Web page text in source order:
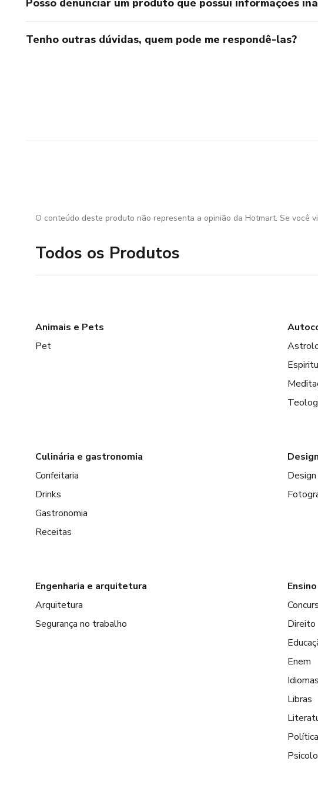
Tenho outras dúvidas, quem pode me respondê-las?
O conteúdo deste produto não representa a opinião da Hotmart. Se você
Todos os Produtos
Animais e Pets
Pet
Culinária e gastronomia
Confeitaria
Drinks
Gastronomia
Receitas
Design
Engenharia e arquitetura
Arquitetura
Segurança no trabalho
Direito
Enem
Idiomas
Libras
Política